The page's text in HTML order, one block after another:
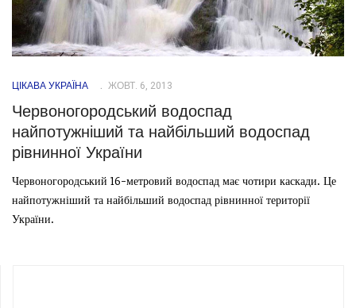
ЦІКАВА УКРАЇНА ЖОВТ. 6, 2013
Червоногородський водоспад
найпотужніший та найбільший водоспад
рівнинної України
Червоногородський 16-метровий водоспад має чотири каскади. Це
найпотужніший та найбільший водоспад рівнинної території
України.